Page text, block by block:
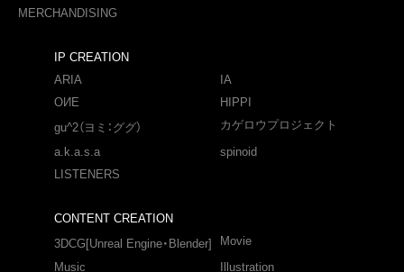
MERCHANDISING
IP CREATION
ARIA
IA
OИE
HIPPI
gu^2（ヨミ：ググ）
カゲロウプロジェクト
a.k.a.s.a
spinoid
LISTENERS
CONTENT CREATION
3DCG[Unreal Engine・Blender]
Movie
Music
Illustration